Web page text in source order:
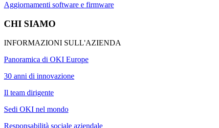
Aggiornamenti software e firmware
CHI SIAMO
INFORMAZIONI SULL'AZIENDA
Panoramica di OKI Europe
30 anni di innovazione
Il team dirigente
Sedi OKI nel mondo
Responsabilità sociale aziendale